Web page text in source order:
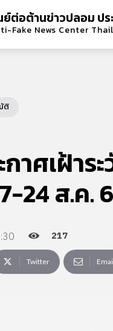
ต่อต้านข่าวปลอม ปร
Fake News Center
ติ
าศเฝ้าร
24 ส.ค.
217
Twitter